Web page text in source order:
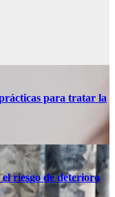
para tratar la
riesgo de deterioro